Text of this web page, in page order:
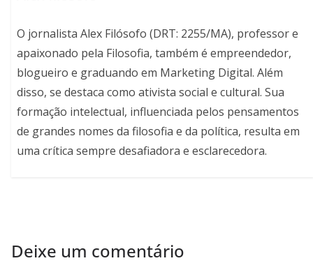
O jornalista Alex Filósofo (DRT: 2255/MA), professor e
apaixonado pela Filosofia, também é empreendedor,
blogueiro e graduando em Marketing Digital. Além
disso, se destaca como ativista social e cultural. Sua
formação intelectual, influenciada pelos pensamentos
de grandes nomes da filosofia e da política, resulta em
uma crítica sempre desafiadora e esclarecedora.
Deixe um comentário